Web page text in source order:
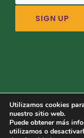
Conéctate con
Utilizamos cookies
nuestro sitio web.
Puede obtener más
utilizamos o